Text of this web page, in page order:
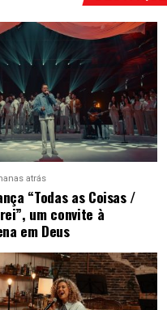
atrás
“Todas as Coisas /
um convite à
em Deus